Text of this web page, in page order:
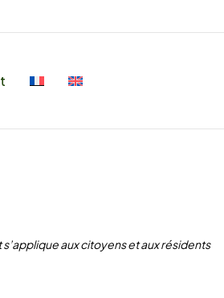
aux citoyens et aux résidents